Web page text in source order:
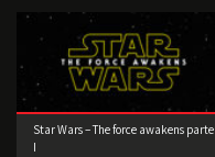
Star Wars – The force awakens parte
I